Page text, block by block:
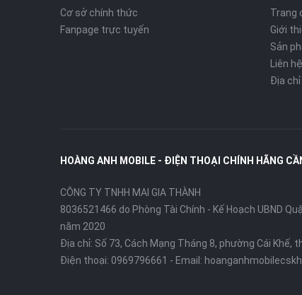
Cơ sở chính thức
Fanpage trực tuyến
Trang
Giới
Sản
Liên hệ
Địa
HOÀNG ANH MOBILE - ĐIỆN THOẠI CHÍNH HÃNG
CÔNG TY TNHH MAI GIA THÀNH
8036521466 do Phòng Tài Chính - Kế Hoạch UBND
năm 2020
Địa chỉ: Số 73, Cách Mạng Tháng 8, phường Cái Khế,
Điện thoại: 0969796661 - Email: